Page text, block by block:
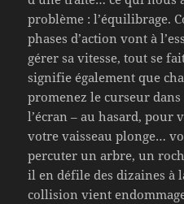
problème : l’équilibrage.
phases d’action vont à
gérer sa vitesse, tout se
signifie également que
promenez le curseur
l’écran – au hasard, pour
votre vaisseau plonge…
percuter un arbre, un
il en défile des dizaines à
collision vient